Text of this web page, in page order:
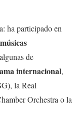
ha participado en
de
internacional,
la Real
Orchestra o la